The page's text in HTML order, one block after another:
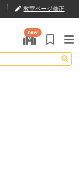
教室ページ修正
new